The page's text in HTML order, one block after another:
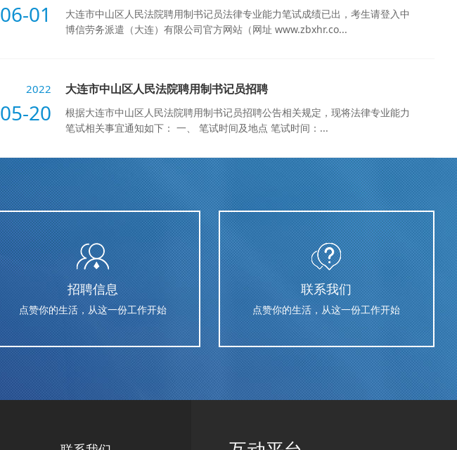
06-01
大连市中山区人民法院聘用制书记员法律专业能力笔试成绩已出，考生请登入中
博信劳务派遣（大连）有限公司官方网站（网址 www.zbxhr.co...
2022
05-20
大连市中山区人民法院聘用制书记员招聘
根据大连市中山区人民法院聘用制书记员招聘公告相关规定，现将法律专业能力
笔试相关事宜通知如下： 一、 笔试时间及地点 笔试时间：...
招聘信息
点赞你的生活，从这一份工作开始
联系我们
点赞你的生活，从这一份工作开始